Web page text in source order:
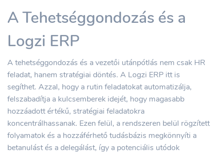
A Tehetséggondozás és a
Logzi ERP
A tehetséggondozás és a vezetői utánpótlás nem csak HR
feladat, hanem stratégiai döntés. A Logzi ERP itt is
segíthet. Azzal, hogy a rutin feladatokat automatizálja,
felszabadítja a kulcsemberek idejét, hogy magasabb
hozzáadott értékű, stratégiai feladatokra
koncentrálhassanak. Ezen felül, a rendszeren belül rögzített
folyamatok és a hozzáférhető tudásbázis megkönnyíti a
betanulást és a delegálást, így a potenciális utódok